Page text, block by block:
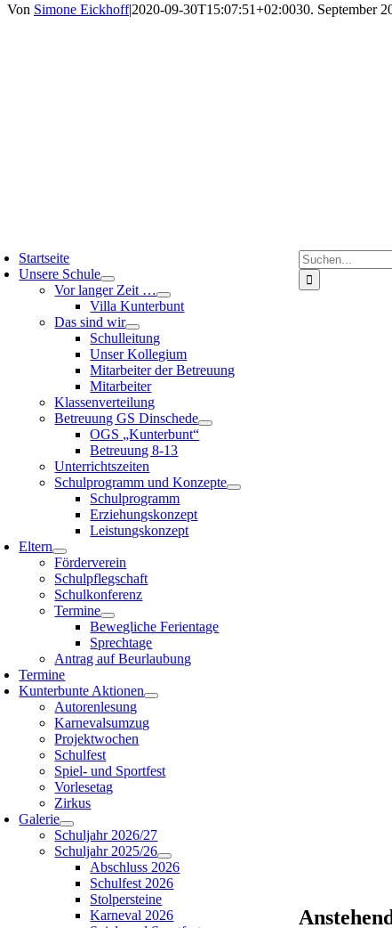
Von Simone Eickhoff|2020-09-30T15:07:51+02:0030. September
Suche
nach:
Startseite
Unsere Schule
Vor langer Zeit …
Villa Kunterbunt
Das sind wir
Schulleitung
Unser Kollegium
Mitarbeiter der Betreuung
Mitarbeiter
Klassenverteilung
Betreuung GS Dinschede
OGS „Kunterbunt“
Betreuung 8-13
Unterrichtszeiten
Schulprogramm und Konzepte
Schulprogramm
Erziehungskonzept
Leistungskonzept
Eltern
Förderverein
Schulpflegschaft
Schulkonferenz
Termine
Bewegliche Ferientage
Sprechtage
Antrag auf Beurlaubung
Termine
Kunterbunte Aktionen
Autorenlesung
Karnevalsumzug
Projektwochen
Schulfest
Spiel- und Sportfest
Vorlesetag
Zirkus
Galerie
Schuljahr 2026/27
Schuljahr 2025/26
Abschluss 2026
Schulfest 2026
Stolpersteine
Karneval 2026